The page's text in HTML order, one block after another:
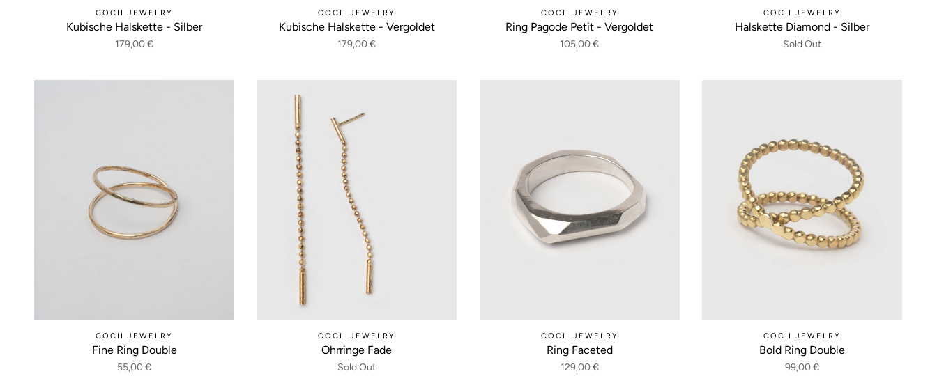
COCII JEWELRY
Kubische Halskette - Silber
179,00 €
COCII JEWELRY
Kubische Halskette - Vergoldet
179,00 €
COCII JEWELRY
Ring Pagode Petit - Vergoldet
105,00 €
COCII JEWELRY
Halskette Diamond - Silber
Sold Out
COCII JEWELRY
Fine Ring Double
55,00 €
COCII JEWELRY
Ohrringe Fade
Sold Out
COCII JEWELRY
Ring Faceted
129,00 €
COCII JEWELRY
Bold Ring Double
99,00 €